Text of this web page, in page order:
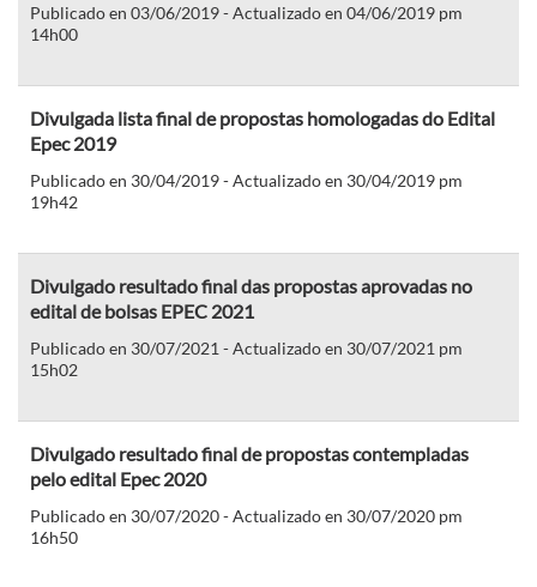
Publicado en 03/06/2019 - Actualizado en 04/06/2019 pm
14h00
Divulgada lista final de propostas homologadas do Edital
Epec 2019
Publicado en 30/04/2019 - Actualizado en 30/04/2019 pm
19h42
Divulgado resultado final das propostas aprovadas no
edital de bolsas EPEC 2021
Publicado en 30/07/2021 - Actualizado en 30/07/2021 pm
15h02
Divulgado resultado final de propostas contempladas
pelo edital Epec 2020
Publicado en 30/07/2020 - Actualizado en 30/07/2020 pm
16h50